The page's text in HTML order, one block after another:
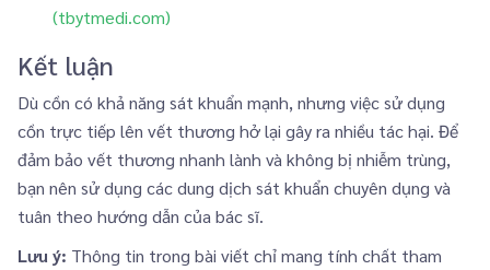
(tbytmedi.com)
Kết luận
Dù cồn có khả năng sát khuẩn mạnh, nhưng việc sử dụng
cồn trực tiếp lên vết thương hở lại gây ra nhiều tác hại. Để
đảm bảo vết thương nhanh lành và không bị nhiễm trùng,
bạn nên sử dụng các dung dịch sát khuẩn chuyên dụng và
tuân theo hướng dẫn của bác sĩ.
Lưu ý: Thông tin trong bài viết chỉ mang tính chất tham